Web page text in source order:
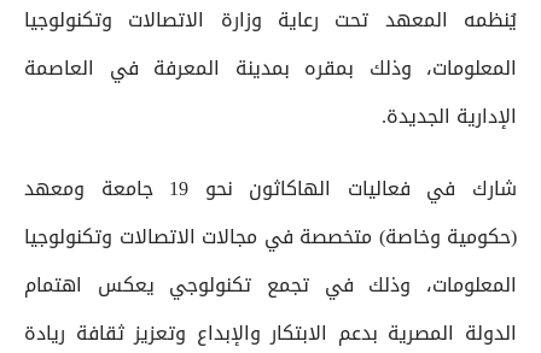
يُنظمه المعهد تحت رعاية وزارة الاتصالات وتكنولوجيا
المعلومات، وذلك بمقره بمدينة المعرفة في العاصمة
الإدارية الجديدة.
شارك في فعاليات الهاكاثون نحو 19 جامعة ومعهد
(حكومية وخاصة) متخصصة في مجالات الاتصالات وتكنولوجيا
المعلومات، وذلك في تجمع تكنولوجي يعكس اهتمام
الدولة المصرية بدعم الابتكار والإبداع وتعزيز ثقافة ريادة